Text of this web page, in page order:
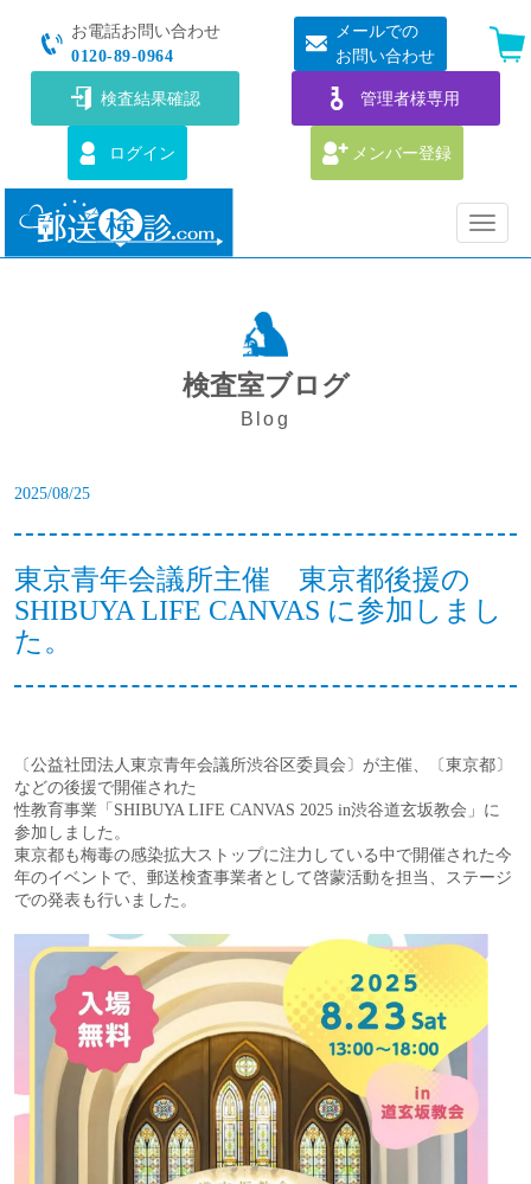
お電話お問い合わせ
0120-89-0964
メールでの
お問い合わせ
検査結果確認 管理者様専用
ログイン メンバー登録
Toggle
検査室ブログ
Blog
2025/08/25
東京青年会議所主催 東京都後援の
SHIBUYA LIFE CANVAS に参加しまし
た。
〔公益社団法人東京青年会議所渋谷区委員会〕が主催、〔東京都〕
などの後援で開催された
性教育事業「SHIBUYA LIFE CANVAS 2025 in渋谷道玄坂教会」に
参加しました。
東京都も梅毒の感染拡大ストップに注力している中で開催された今
年のイベントで、郵送検査事業者として啓蒙活動を担当、ステージ
での発表も行いました。